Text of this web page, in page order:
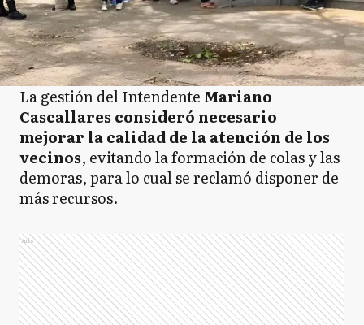
La gestión del Intendente Mariano
Cascallares consideró necesario
mejorar la calidad de la atención de los
vecinos, evitando la formación de colas y las
demoras, para lo cual se reclamó disponer de
más recursos.
Ads